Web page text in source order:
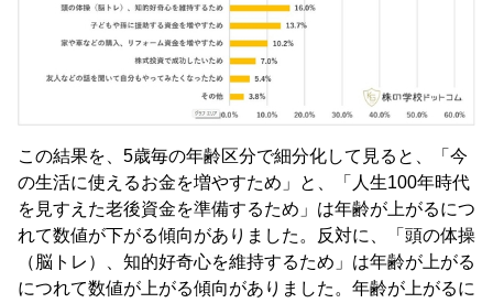
この結果を、5歳毎の年齢区分で細分化して見ると、「今
の生活に使えるお金を増やすため」と、「人生100年時代
を見すえた老後資金を準備するため」は年齢が上がるにつ
れて数値が下がる傾向がありました。反対に、「頭の体操
（脳トレ）、知的好奇心を維持するため」は年齢が上がる
につれて数値が上がる傾向がありました。年齢が上がるに